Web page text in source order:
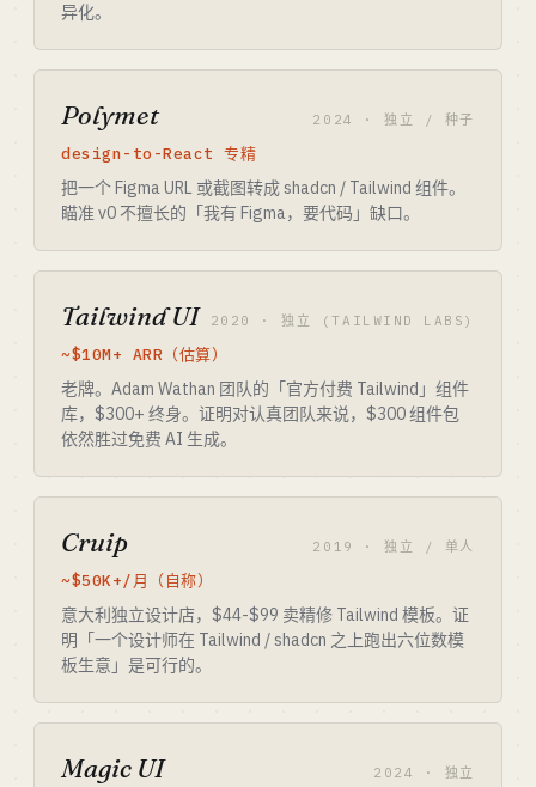
异化。
Polymet 2024 · 独立 / 种子
design-to-React 专精
把一个 Figma URL 或截图转成 shadcn / Tailwind 组件。
瞄准 v0 不擅长的「我有 Figma，要代码」缺口。
Tailwind UI 2020 · 独立 (TAILWIND LABS)
~$10M+ ARR（估算）
老牌。Adam Wathan 团队的「官方付费 Tailwind」组件
库，$300+ 终身。证明对认真团队来说，$300 组件包
依然胜过免费 AI 生成。
Cruip 2019 · 独立 / 单人
~$50K+/月（自称）
意大利独立设计店，$44-$99 卖精修 Tailwind 模板。证
明「一个设计师在 Tailwind / shadcn 之上跑出六位数模
板生意」是可行的。
Magic UI 2024 · 独立